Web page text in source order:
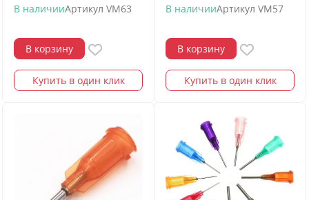
В наличииАртикул VM63
В корзину
Купить в один клик
В наличииАртикул VM57
В корзину
Купить в один клик